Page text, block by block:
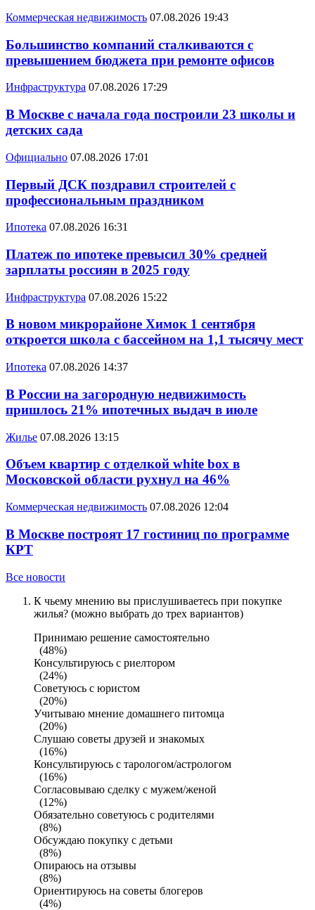
Коммерческая недвижимость 07.08.2026 19:43
Большинство компаний сталкиваются с
превышением бюджета при ремонте офисов
Инфраструктура 07.08.2026 17:29
В Москве с начала года построили 23 школы и
детских сада
Официально 07.08.2026 17:01
Первый ДСК поздравил строителей с
профессиональным праздником
Ипотека 07.08.2026 16:31
Платеж по ипотеке превысил 30% средней
зарплаты россиян в 2025 году
Инфраструктура 07.08.2026 15:22
В новом микрорайоне Химок 1 сентября
откроется школа с бассейном на 1,1 тысячу мест
Ипотека 07.08.2026 14:37
В России на загородную недвижимость
пришлось 21% ипотечных выдач в июле
Жилье 07.08.2026 13:15
Объем квартир с отделкой white box в
Московской области рухнул на 46%
Коммерческая недвижимость 07.08.2026 12:04
В Москве построят 17 гостиниц по программе
КРТ
Все новости
К чьему мнению вы прислушиваетесь при покупке
жилья? (можно выбрать до трех вариантов)
Принимаю решение самостоятельно
(48%)
Консультируюсь с риелтором
(24%)
Советуюсь с юристом
(20%)
Учитываю мнение домашнего питомца
(20%)
Слушаю советы друзей и знакомых
(16%)
Консультируюсь с тарологом/астрологом
(16%)
Согласовываю сделку с мужем/женой
(12%)
Обязательно советуюсь с родителями
(8%)
Обсуждаю покупку с детьми
(8%)
Опираюсь на отзывы
(8%)
Ориентируюсь на советы блогеров
(4%)